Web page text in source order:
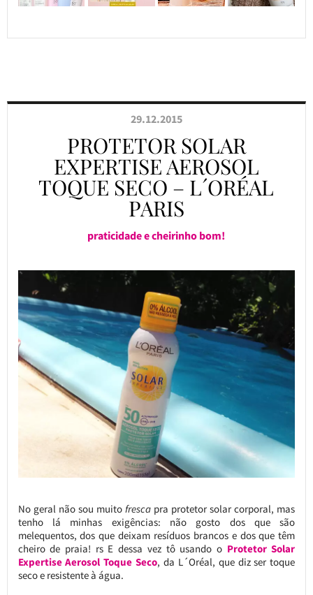
29.12.2015
PROTETOR SOLAR
EXPERTISE AEROSOL
TOQUE SECO – L´ORÉAL
PARIS
praticidade e cheirinho bom!
No geral não sou muito fresca pra protetor solar corporal, mas
tenho lá minhas exigências: não gosto dos que são
melequentos, dos que deixam resíduos brancos e dos que têm
cheiro de praia! rs E dessa vez tô usando o Protetor Solar
Expertise Aerosol Toque Seco, da L´Oréal, que diz ser toque
seco e resistente à água.